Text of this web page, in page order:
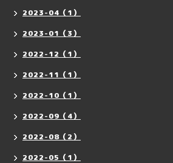
2023-04（1）
2023-01（3）
2022-12（1）
2022-11（1）
2022-10（1）
2022-09（4）
2022-08（2）
2022-05（1）